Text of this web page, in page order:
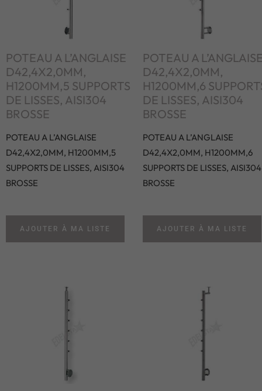
POTEAU A L’ANGLAISE
D42,4X2,0MM,
H1200MM,5 SUPPORTS
DE LISSES, AISI304
BROSSE
POTEAU A L’ANGLAISE
D42,4X2,0MM, H1200MM,5
SUPPORTS DE LISSES, AISI304
BROSSE
AJOUTER À MA LISTE
POTEAU A
D42,4X2,0MM,
H1200MM,6
DE LISSES, AISI304
BROSSE
POTEAU A L’ANGLAISE
D42,4X2,0MM, H1200MM,6
SUPPORTS DE LISSES, AISI304
BROSSE
AJOUTER À MA LISTE